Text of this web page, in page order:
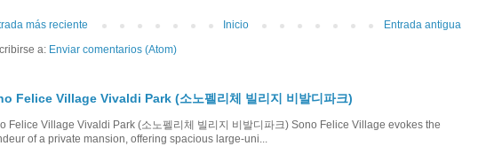
más reciente Entrada antigua
Inicio
a: Enviar comentarios (Atom)
Felice Village Vivaldi Park (소노펠리체 빌리지 비발디파크)
Felice Village Vivaldi Park (소노펠리체 빌리지 비발디파크) Sono Felice Village evokes the
of a private mansion, offering spacious large-uni...